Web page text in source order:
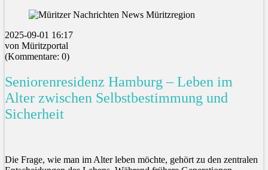
2025-09-01 16:17
von Müritzportal
(Kommentare: 0)
Seniorenresidenz Hamburg – Leben im
Alter zwischen Selbstbestimmung und
Sicherheit
Die Frage, wie man im Alter leben möchte, gehört zu den zentralen